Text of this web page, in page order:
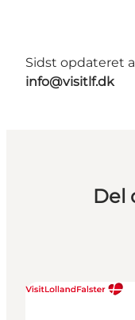
Sidst opdateret
info@visitlf.dk
Del